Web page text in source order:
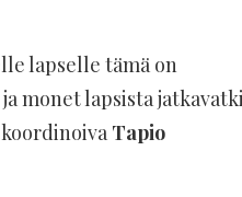
lapselle tämä on
monet lapsista
Tapio